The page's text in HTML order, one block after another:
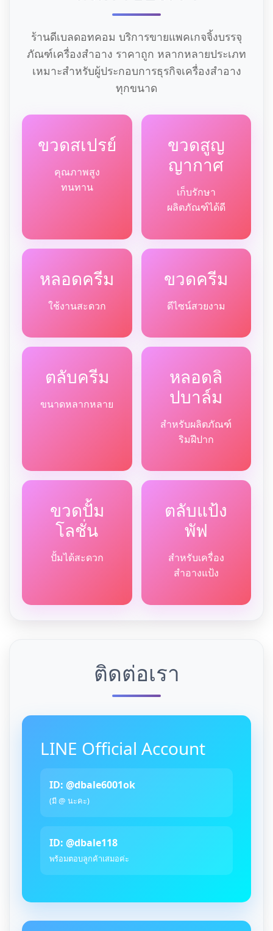
ร้านดีเบลดอทคอม บริการขายแพคเกจจิ้งบรรจุ
ภัณฑ์เครื่องสำอาง ราคาถูก หลากหลายประเภท
เหมาะสำหรับผู้ประกอบการธุรกิจเครื่องสำอาง
ทุกขนาด
ขวดสเปรย์
คุณภาพสูง
ทนทาน
ขวดสูญ
ญากาศ
เก็บรักษา
ผลิตภัณฑ์ได้ดี
หลอดครีม
ใช้งานสะดวก
ขวดครีม
ดีไซน์สวยงาม
ตลับครีม
ขนาดหลากหลาย
หลอดลิ
ปบาล์ม
สำหรับผลิตภัณฑ์
ริมฝีปาก
ขวดปั้ม
โลชั่น
ปั้มได้สะดวก
ตลับแป้ง
พัฟ
สำหรับเครื่อง
สำอางแป้ง
ติดต่อเรา
LINE Official Account
ID: @dbale6001ok
(มี @ นะคะ)
ID: @dbale118
พร้อมตอบลูกค้าเสมอค่ะ